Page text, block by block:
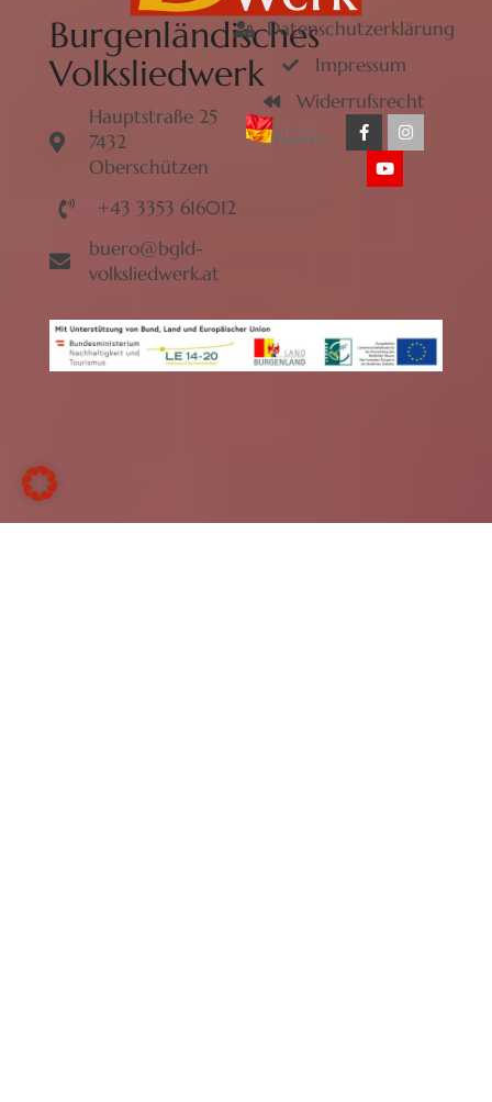
Burgenländisches
Volksliedwerk
Hauptstraße 25
7432
Oberschützen
+43 3353 616012
buero@bgld-
volksliedwerk.at
Datenschutzerklärung
Impressum
Widerrufsrecht